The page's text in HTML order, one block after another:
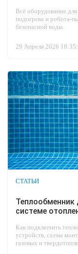
Всё оборудование
подогрева и робота-
безопасной воды.
29 Апреля 2026
СТАТЬИ
Теплообменник
системе
Как подключить
устройств, схема
газовых и